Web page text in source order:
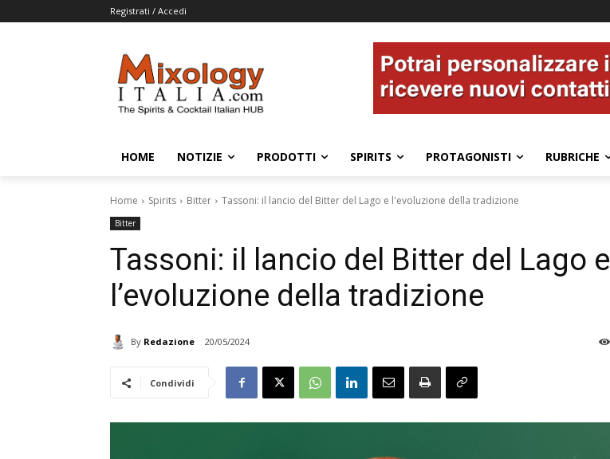
Registrati / Accedi
HOME NOTIZIE PRODOTTI SPIRITS PROTAGONISTI RUBRICHE
Home Spirits Bitter Tassoni: il lancio del Bitter del Lago e l'evoluzione della tradizione
Bitter
Tassoni: il lancio del Bitter del Lago e
l’evoluzione della tradizione
By Redazione 20/05/2024
Condividi